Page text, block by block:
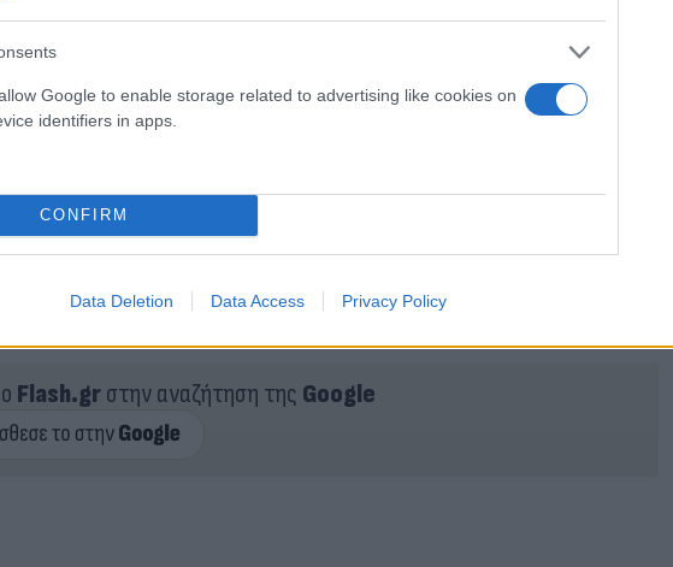
Google to enable storage related to advertising like cookies on
identifiers in apps.
CONFIRM
Data Deletion Data Access Privacy Policy
Flash.grστην αναζήτηση της Google